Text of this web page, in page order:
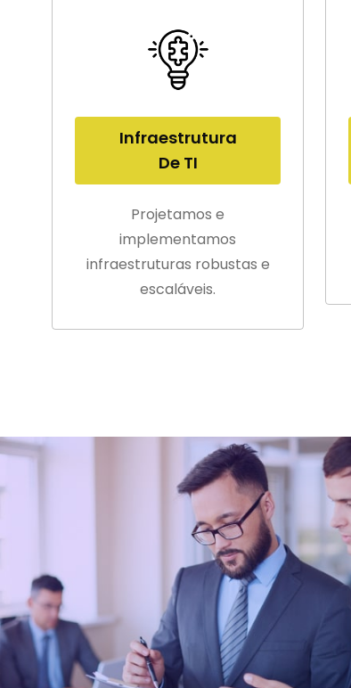
Infraestrutura
De TI
Projetamos e
implementamos
infraestruturas robustas e
escaláveis.